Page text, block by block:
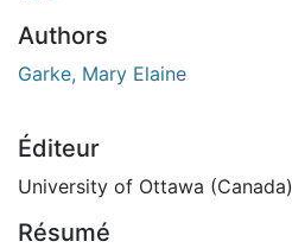
Authors
Garke, Mary Elaine
Éditeur
University of Ottawa (Canada)
Résumé